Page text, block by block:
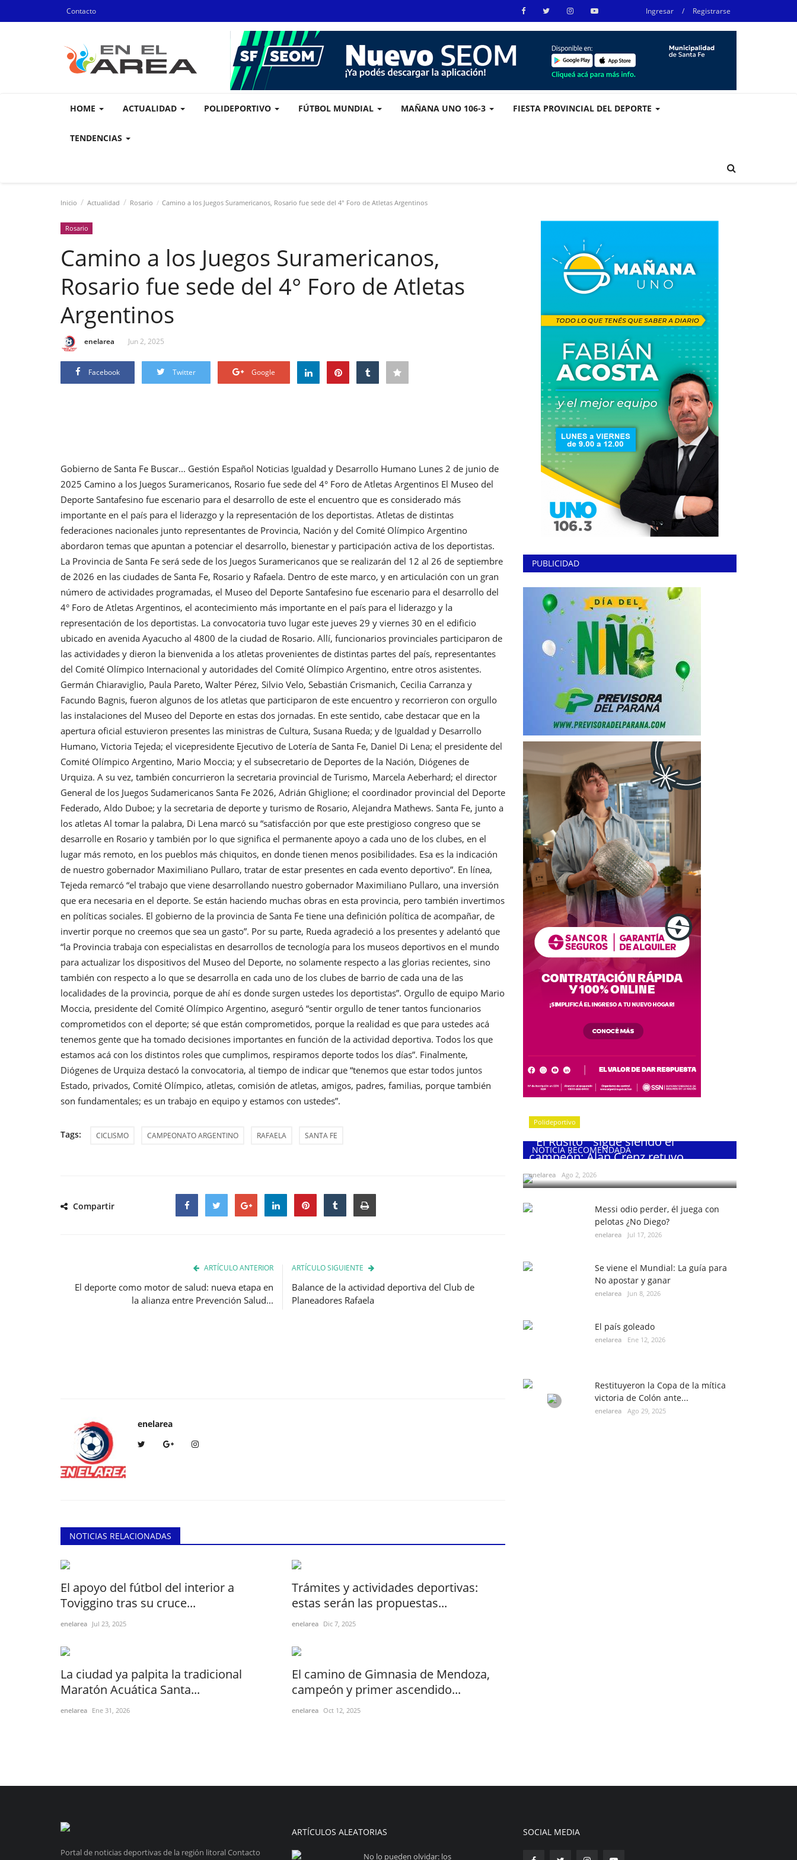
Contacto Ingresar / Registrarse
HOME ACTUALIDAD POLIDEPORTIVO FÚTBOL MUNDIAL MAÑANA UNO 106-3 FIESTA PROVINCIAL DEL DEPORTE
TENDENCIAS
Inicio Actualidad Rosario Camino a los Juegos Suramericanos, Rosario fue sede del 4° Foro de Atletas Argentinos
Rosario
Camino a los Juegos Suramericanos,
Rosario fue sede del 4° Foro de Atletas
Argentinos
enelarea Jun 2, 2025
Facebook Twitter Google
Gobierno de Santa Fe Buscar... Gestión Español Noticias Igualdad y Desarrollo Humano Lunes 2 de junio de
2025 Camino a los Juegos Suramericanos, Rosario fue sede del 4° Foro de Atletas Argentinos El Museo del
Deporte Santafesino fue escenario para el desarrollo de este el encuentro que es considerado más
importante en el país para el liderazgo y la representación de los deportistas. Atletas de distintas
federaciones nacionales junto representantes de Provincia, Nación y del Comité Olímpico Argentino
abordaron temas que apuntan a potenciar el desarrollo, bienestar y participación activa de los deportistas.
La Provincia de Santa Fe será sede de los Juegos Suramericanos que se realizarán del 12 al 26 de septiembre
de 2026 en las ciudades de Santa Fe, Rosario y Rafaela. Dentro de este marco, y en articulación con un gran
número de actividades programadas, el Museo del Deporte Santafesino fue escenario para el desarrollo del
4° Foro de Atletas Argentinos, el acontecimiento más importante en el país para el liderazgo y la
representación de los deportistas. La convocatoria tuvo lugar este jueves 29 y viernes 30 en el edificio
ubicado en avenida Ayacucho al 4800 de la ciudad de Rosario. Allí, funcionarios provinciales participaron de
las actividades y dieron la bienvenida a los atletas provenientes de distintas partes del país, representantes
del Comité Olímpico Internacional y autoridades del Comité Olímpico Argentino, entre otros asistentes.
Germán Chiaraviglio, Paula Pareto, Walter Pérez, Silvio Velo, Sebastián Crismanich, Cecilia Carranza y
Facundo Bagnis, fueron algunos de los atletas que participaron de este encuentro y recorrieron con orgullo
las instalaciones del Museo del Deporte en estas dos jornadas. En este sentido, cabe destacar que en la
apertura oficial estuvieron presentes las ministras de Cultura, Susana Rueda; y de Igualdad y Desarrollo
Humano, Victoria Tejeda; el vicepresidente Ejecutivo de Lotería de Santa Fe, Daniel Di Lena; el presidente del
Comité Olímpico Argentino, Mario Moccia; y el subsecretario de Deportes de la Nación, Diógenes de
Urquiza. A su vez, también concurrieron la secretaria provincial de Turismo, Marcela Aeberhard; el director
General de los Juegos Sudamericanos Santa Fe 2026, Adrián Ghiglione; el coordinador provincial del Deporte
Federado, Aldo Duboe; y la secretaria de deporte y turismo de Rosario, Alejandra Mathews. Santa Fe, junto a
los atletas Al tomar la palabra, Di Lena marcó su “satisfacción por que este prestigioso congreso que se
desarrolle en Rosario y también por lo que significa el permanente apoyo a cada uno de los clubes, en el
lugar más remoto, en los pueblos más chiquitos, en donde tienen menos posibilidades. Esa es la indicación
de nuestro gobernador Maximiliano Pullaro, tratar de estar presentes en cada evento deportivo”. En línea,
Tejeda remarcó “el trabajo que viene desarrollando nuestro gobernador Maximiliano Pullaro, una inversión
que era necesaria en el deporte. Se están haciendo muchas obras en esta provincia, pero también invertimos
en políticas sociales. El gobierno de la provincia de Santa Fe tiene una definición política de acompañar, de
invertir porque no creemos que sea un gasto”. Por su parte, Rueda agradeció a los presentes y adelantó que
“la Provincia trabaja con especialistas en desarrollos de tecnología para los museos deportivos en el mundo
para actualizar los dispositivos del Museo del Deporte, no solamente respecto a las glorias recientes, sino
también con respecto a lo que se desarrolla en cada uno de los clubes de barrio de cada una de las
localidades de la provincia, porque de ahí es donde surgen ustedes los deportistas”. Orgullo de equipo Mario
Moccia, presidente del Comité Olímpico Argentino, aseguró “sentir orgullo de tener tantos funcionarios
comprometidos con el deporte; sé que están comprometidos, porque la realidad es que para ustedes acá
tenemos gente que ha tomado decisiones importantes en función de la actividad deportiva. Todos los que
estamos acá con los distintos roles que cumplimos, respiramos deporte todos los días”. Finalmente,
Diógenes de Urquiza destacó la convocatoria, al tiempo de indicar que “tenemos que estar todos juntos
Estado, privados, Comité Olímpico, atletas, comisión de atletas, amigos, padres, familias, porque también
son fundamentales; es un trabajo en equipo y estamos con ustedes”.
Tags: CICLISMO CAMPEONATO ARGENTINO RAFAELA SANTA FE
Compartir
ARTÍCULO ANTERIOR
El deporte como motor de salud: nueva etapa en
la alianza entre Prevención Salud...
ARTÍCULO SIGUIENTE
Balance de la actividad deportiva del Club de
Planeadores Rafaela
enelarea
NOTICIAS RELACIONADAS
El apoyo del fútbol del interior a
Toviggino tras su cruce...
enelarea Jul 23, 2025
Trámites y actividades deportivas:
estas serán las propuestas...
enelarea Dic 7, 2025
La ciudad ya palpita la tradicional
Maratón Acuática Santa...
enelarea Ene 31, 2026
El camino de Gimnasia de Mendoza,
campeón y primer ascendido...
enelarea Oct 12, 2025
PUBLICIDAD
NOTICIA RECOMENDADA
Polideportivo
¨El Rusito¨ sigue siendo el
campeón: Alan Crenz retuvo...
enelarea Ago 2, 2026
Messi odio perder, él juega con
pelotas ¿No Diego?
enelarea Jul 17, 2026
Se viene el Mundial: La guía para
No apostar y ganar
enelarea Jun 8, 2026
El país goleado
enelarea Ene 12, 2026
Restituyeron la Copa de la mítica
victoria de Colón ante...
enelarea Ago 29, 2025
Portal de noticias deportivas de la región litoral Contacto
ARTÍCULOS ALEATORIAS
No lo pueden olvidar: los
SOCIAL MEDIA